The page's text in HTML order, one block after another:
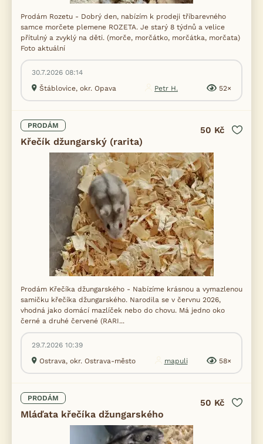
Prodám Rozetu - Dobrý den, nabízím k prodeji tříbarevného
samce morčete plemene ROZETA. Je starý 8 týdnů a velice
přítulný a zvyklý na děti. (morče, morčátko, morčátka, morčata)
Foto aktuální
30.7.2026 08:14
Štáblovice, okr. Opava
Petr H. 52×
PRODÁM
Křečík džungarský (rarita)
50 Kč
Prodám Křečíka džungarského - Nabízíme krásnou a vymazlenou
samičku křečíka džungarského. Narodila se v červnu 2026,
vhodná jako domácí mazlíček nebo do chovu. Má jedno oko
černé a druhé červené (RARI...
29.7.2026 10:39
Ostrava, okr. Ostrava-město
mapuli 58×
PRODÁM
Mláďata křečíka džungarského
50 Kč